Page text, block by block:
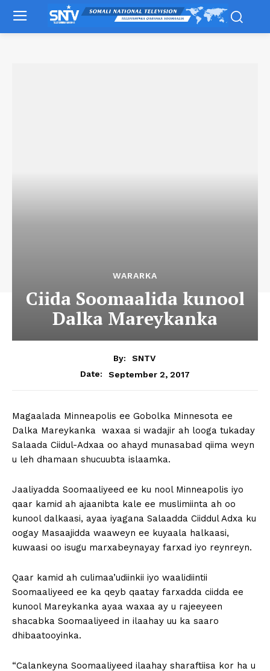
WARARKA
Ciida Soomaalida kunool
Dalka Mareykanka
By:
SNTV
Date:
September 2, 2017
Magaalada Minneapolis ee Gobolka Minnesota ee
Dalka Mareykanka waxaa si wadajir ah looga tukaday
Salaada Ciidul-Adxaa oo ahayd munasabad qiima weyn
u leh dhamaan shucuubta islaamka.
Jaaliyadda Soomaaliyeed ee ku nool Minneapolis iyo
qaar kamid ah ajaanibta kale ee muslimiinta ah oo
kunool dalkaasi, ayaa iyagana Salaadda Ciiddul Adxa ku
oogay Masaajidda waaweyn ee kuyaala halkaasi,
kuwaasi oo isugu marxabeynayay farxad iyo reynreyn.
Qaar kamid ah culimaa’udiinkii iyo waalidiintii
Soomaaliyeed ee ka qeyb qaatay farxadda ciidda ee
kunool Mareykanka ayaa waxaa ay u rajeeyeen
shacabka Soomaaliyeed in ilaahay uu ka saaro
dhibaatooyinka.
“Calankeyna Soomaaliyeed ilaahay sharaftiisa kor ha u